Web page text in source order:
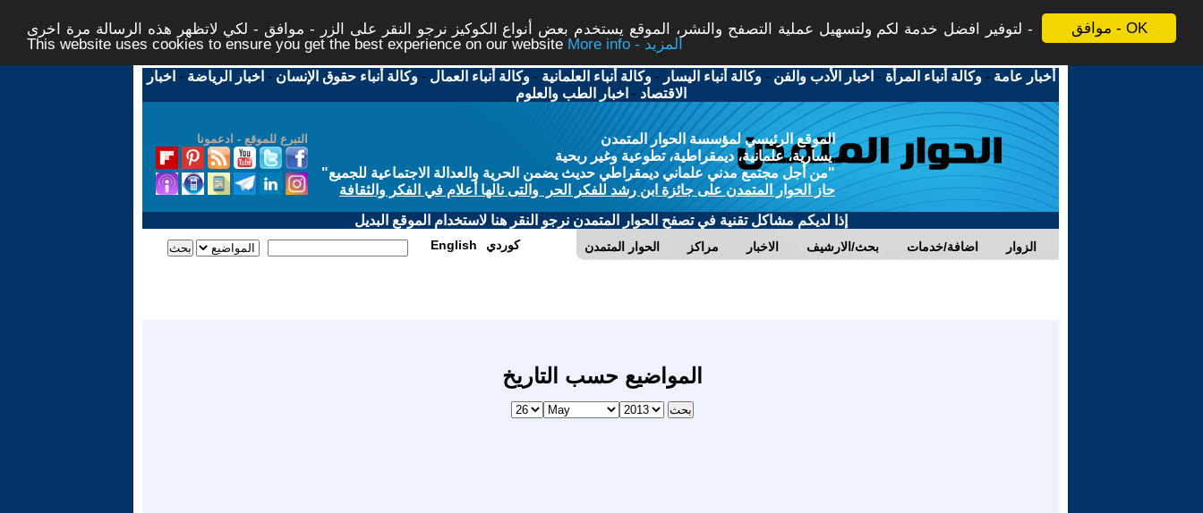
موافق - OK
لتوفير افضل خدمة لكم ولتسهيل عملية التصفح والنشر، الموقع يستخدم بعض أنواع الكوكيز نرجو النقر على الزر - موافق - لكي لاتظهر هذه الرسالة مرة اخرى -
This website uses cookies to ensure you get the best experience on our website
More info - المزيد
أخبار عامة -وكالة أنباء المرأة - اخبار الأدب والفن -وكالة أنباء اليسار -وكالة أنباء العلمانية -وكالة أنباء العمال -وكالة أنباء حقوق الإنسان - اخبار الرياضة - اخبار
الاقتصاد - اخبار الطب والعلوم
التبرع للموقع - ادعمونا
الموقع الرئيسي لمؤسسة الحوار المتمدن
يسارية، علمانية، ديمقراطية، تطوعية وغير ربحية
"من أجل مجتمع مدني علماني ديمقراطي حديث يضمن الحرية والعدالة الاجتماعية للجميع"
حاز الحوار المتمدن على جائزة ابن رشد للفكر الحر والتى نالها أعلام في الفكر والثقافة
إذا لديكم مشاكل تقنية في تصفح الحوار المتمدن نرجو النقر هنا لاستخدام الموقع البديل
الحوار المتمدن مراكز الاخبار بحث/الارشيف اضافة/خدمات الزوار English كوردي
المواضيع حسب التاريخ